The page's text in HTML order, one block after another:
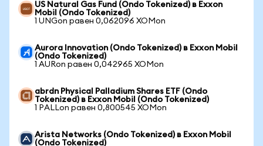
US Natural Gas Fund (Ondo Tokenized) в Exxon
Mobil (Ondo Tokenized)
1 UNGon равен 0,062096 XOMon
Aurora Innovation (Ondo Tokenized) в Exxon Mobil
(Ondo Tokenized)
1 AURon равен 0,042965 XOMon
abrdn Physical Palladium Shares ETF (Ondo
Tokenized) в Exxon Mobil (Ondo Tokenized)
1 PALLon равен 0,800545 XOMon
Arista Networks (Ondo Tokenized) в Exxon Mobil
(Ondo Tokenized)